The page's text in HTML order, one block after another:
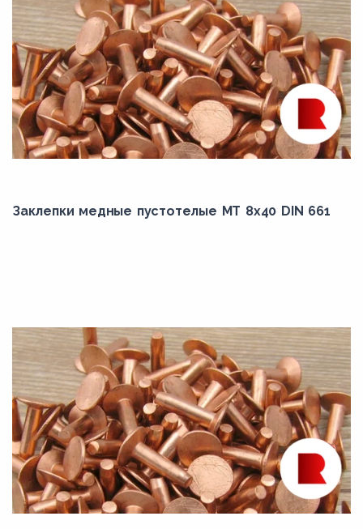
Заклепки медные пустотелые МТ 8х40 DIN 661